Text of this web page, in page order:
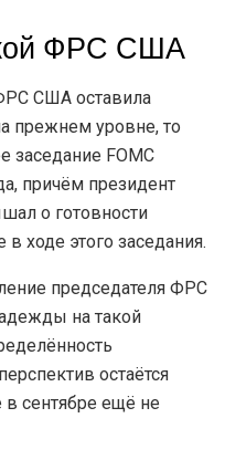
ФРС США
США оставила
прежнем уровне, то
заседание FOMC
причём президент
о готовности
ходе этого заседания.
председателя ФРС
на такой
остаётся
сентябре ещё не